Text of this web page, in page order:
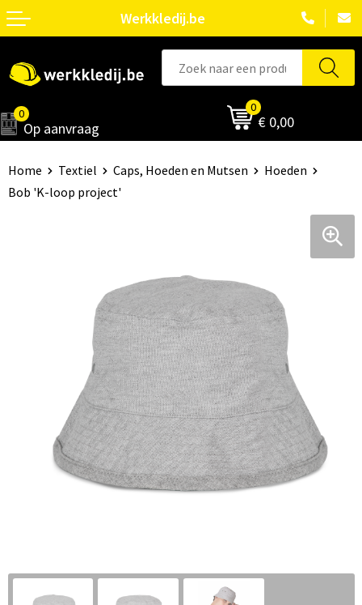
Werkkledij.be
0
Op aanvraag
0
€ 0,00
Home Textiel Caps, Hoeden en Mutsen
Hoeden
Bob 'K-loop project'